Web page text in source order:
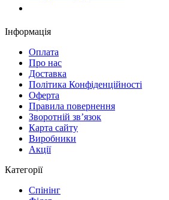
Інформація
Оплата
Про нас
Доставка
Політика Конфіденційності
Оферта
Правила повернення
Зворотній зв’язок
Карта сайту
Виробники
Акції
Категорії
Спінінг